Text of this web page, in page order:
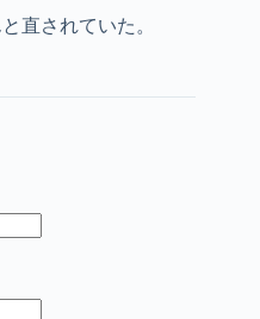
直されていた。